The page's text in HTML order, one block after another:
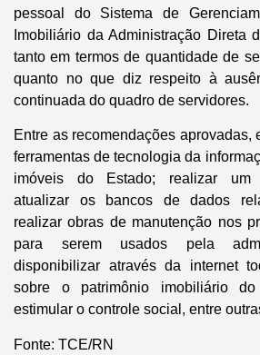
pessoal do Sistema de
Imobiliário da Administração Direta
tanto em termos de quantidade de
quanto no que diz respeito à
continuada do quadro de servidores.
Entre as recomendações aprovadas,
ferramentas de tecnologia da
imóveis do Estado; realizar um
atualizar os bancos de dados
realizar obras de manutenção nos
para serem usados pela
disponibilizar através da internet
sobre o patrimônio imobiliário
estimular o controle social, entre
Fonte: TCE/RN